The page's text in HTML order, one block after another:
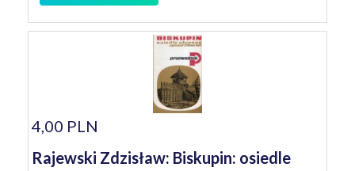
4,00 PLN
Rajewski Zdzisław: Biskupin: osiedle